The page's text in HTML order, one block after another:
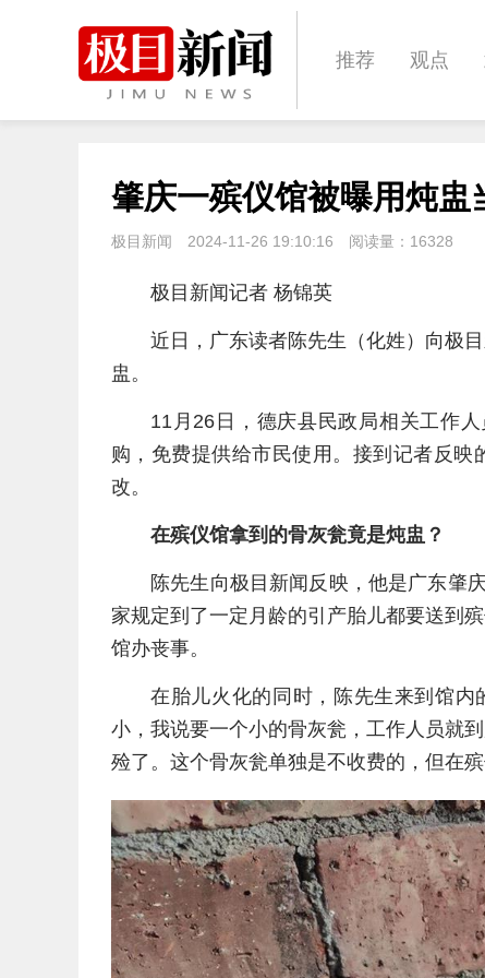
推荐 观点
体育 影像
肇庆一殡仪馆被曝用炖
极目新闻 2024-11-26 19:10:16 阅读量： 16328
极目新闻记者 杨锦英
近日，广东读者陈先生（化姓）向极
盅。
11月26日，德庆县民政局相关工作
购，免费提供给市民使用。接到记者反映
改。
在殡仪馆拿到的骨灰瓮竟是炖盅？
陈先生向极目新闻反映，他是广东肇
家规定到了一定月龄的引产胎儿都要送到
馆办丧事。
在胎儿火化的同时，陈先生来到馆
小，我说要一个小的骨灰瓮，工作人员就
殓了。这个骨灰瓮单独是不收费的，但在